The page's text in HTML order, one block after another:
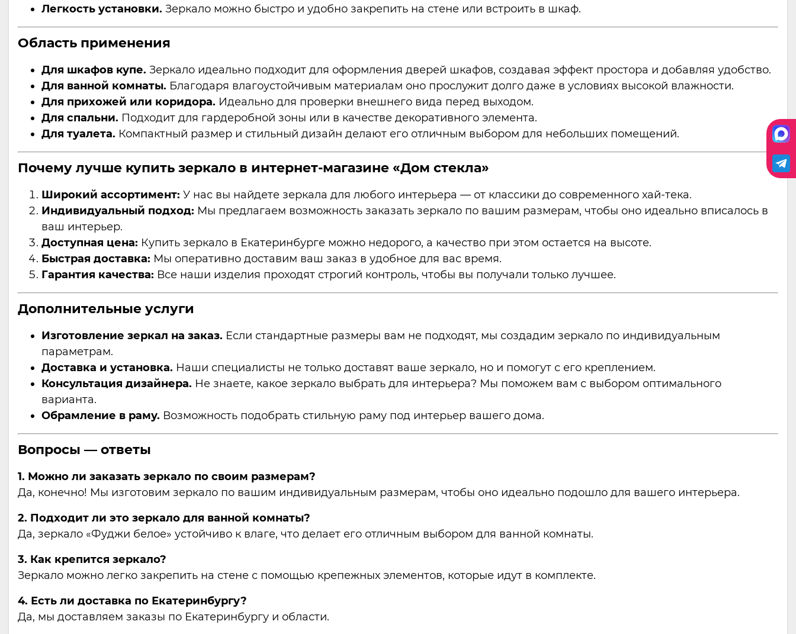
Легкость установки. Зеркало можно быстро и удобно закрепить на стене или встроить в шкаф.
Область применения
Для шкафов купе. Зеркало идеально подходит для оформления дверей шкафов, создавая эффект простора и добавляя удобство.
Для ванной комнаты. Благодаря влагоустойчивым материалам оно прослужит долго даже в условиях высокой влажности.
Для прихожей или коридора. Идеально для проверки внешнего вида перед выходом.
Для спальни. Подходит для гардеробной зоны или в качестве декоративного элемента.
Для туалета. Компактный размер и стильный дизайн делают его отличным выбором для небольших помещений.
Почему лучше купить зеркало в интернет-магазине «Дом стекла»
Широкий ассортимент: У нас вы найдете зеркала для любого интерьера — от классики до современного хай-тека.
Индивидуальный подход: Мы предлагаем возможность заказать зеркало по вашим размерам, чтобы оно идеально вписалось в
ваш интерьер.
Доступная цена: Купить зеркало в Екатеринбурге можно недорого, а качество при этом остается на высоте.
Быстрая доставка: Мы оперативно доставим ваш заказ в удобное для вас время.
Гарантия качества: Все наши изделия проходят строгий контроль, чтобы вы получали только лучшее.
Дополнительные услуги
Изготовление зеркал на заказ. Если стандартные размеры вам не подходят, мы создадим зеркало по индивидуальным
параметрам.
Доставка и установка. Наши специалисты не только доставят ваше зеркало, но и помогут с его креплением.
Консультация дизайнера. Не знаете, какое зеркало выбрать для интерьера? Мы поможем вам с выбором оптимального
варианта.
Обрамление в раму. Возможность подобрать стильную раму под интерьер вашего дома.
Вопросы — ответы
1. Можно ли заказать зеркало по своим размерам?
Да, конечно! Мы изготовим зеркало по вашим индивидуальным размерам, чтобы оно идеально подошло для вашего интерьера.
2. Подходит ли это зеркало для ванной комнаты?
Да, зеркало «Фуджи белое» устойчиво к влаге, что делает его отличным выбором для ванной комнаты.
3. Как крепится зеркало?
Зеркало можно легко закрепить на стене с помощью крепежных элементов, которые идут в комплекте.
4. Есть ли доставка по Екатеринбургу?
Да, мы доставляем заказы по Екатеринбургу и области.